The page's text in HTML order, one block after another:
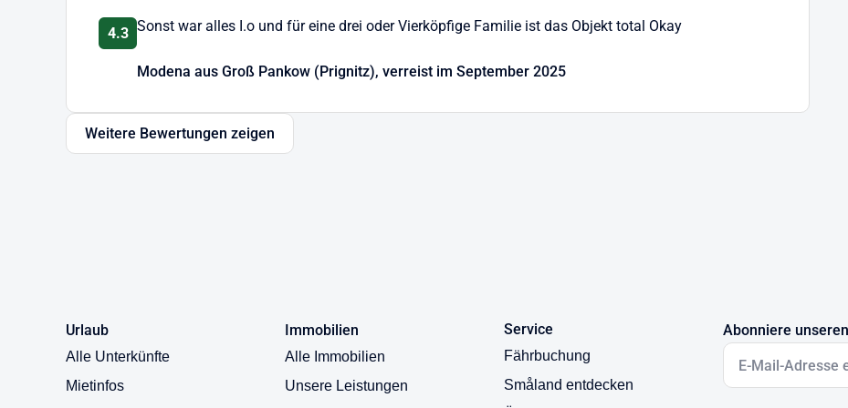
Von Frühjahr bis Herbst können Sie die Mountainbike-Strecke auf der Skianlage nutzen und mit dem Rad in der
Natur unterwegs sein. Die Strecken werden vom lokalen Mountainbike-Club unterhalten und es gibt verschiedene
Umgebung ein. In den angrenzenden Wäldern können Sie auch wunderbar Blaubeeren und Pilze sammeln.
4.3 Sonst war alles I.o und für eine drei oder Vierköpfige Familie ist das Objekt total Okay
Modena aus Groß Pankow (Prignitz), verreist im September 2025
Weitere Bewertungen zeigen
Urlaub
Alle Unterkünfte
Mietinfos
Immobilien
Alle Immobilien
Unsere Leistungen
Service
Fährbuchung
Småland entdecken
Abonniere